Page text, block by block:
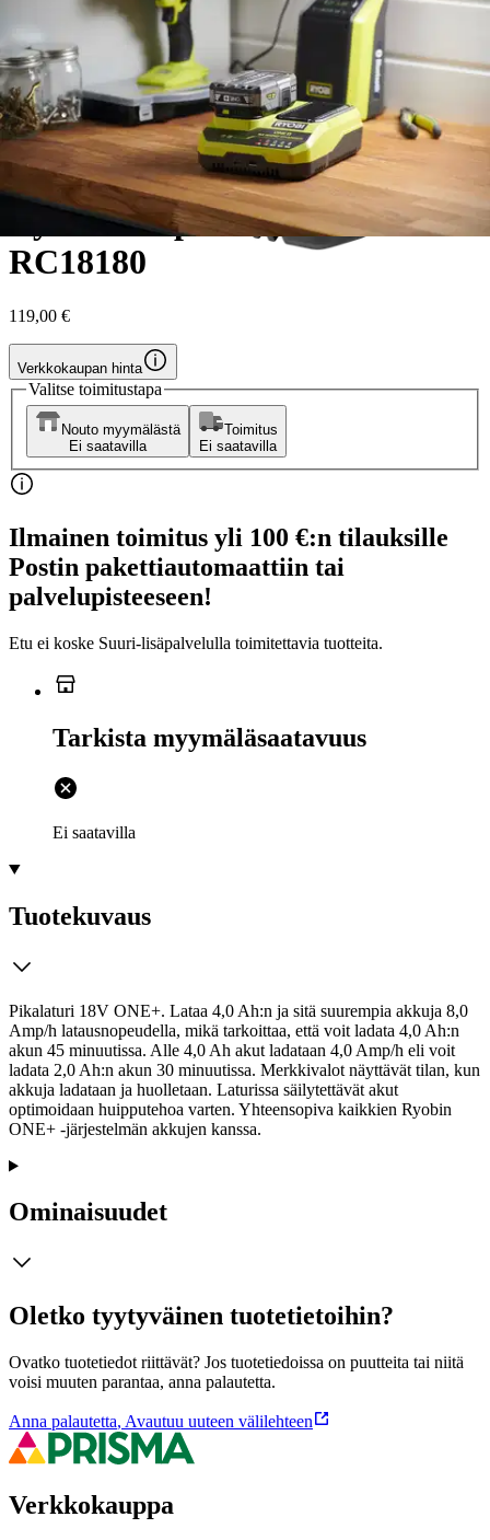
Ryobi
Ryobi 18V pikalaturi ONE+
RC18180
119,00 €
Verkkokaupan hinta
Valitse toimitustapa
Nouto myymälästä
Ei saatavilla
Toimitus
Ei saatavilla
Ilmainen toimitus yli 100 €:n tilauksille
Postin pakettiautomaattiin tai
palvelupisteeseen!
Etu ei koske Suuri‑lisäpalvelulla toimitettavia tuotteita.
Tarkista myymäläsaatavuus
Ei saatavilla
Tuotekuvaus
Pikalaturi 18V ONE+. Lataa 4,0 Ah:n ja sitä suurempia akkuja 8,0
Amp/h latausnopeudella, mikä tarkoittaa, että voit ladata 4,0 Ah:n
akun 45 minuutissa. Alle 4,0 Ah akut ladataan 4,0 Amp/h eli voit
ladata 2,0 Ah:n akun 30 minuutissa. Merkkivalot näyttävät tilan, kun
akkuja ladataan ja huolletaan. Laturissa säilytettävät akut
optimoidaan huipputehoa varten. Yhteensopiva kaikkien Ryobin
ONE+ -järjestelmän akkujen kanssa.
Ominaisuudet
Oletko tyytyväinen tuotetietoihin?
Ovatko tuotetiedot riittävät? Jos tuotetiedoissa on puutteita tai niitä
voisi muuten parantaa, anna palautetta.
Anna palautetta, Avautuu uuteen välilehteen
Verkkokauppa